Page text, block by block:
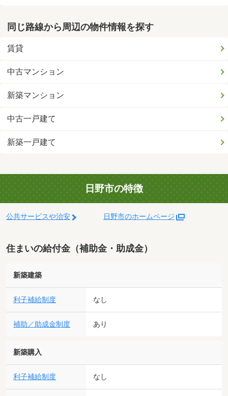
同じ路線から周辺の物件情報を探す
賃貸
中古マンション
新築マンション
中古一戸建て
新築一戸建て
日野市の特徴
公共サービスや治安 日野市のホームページ
住まいの給付金（補助金・助成金）
新築建築
利子補給制度 なし
補助／助成金制度 あり
新築購入
利子補給制度 なし